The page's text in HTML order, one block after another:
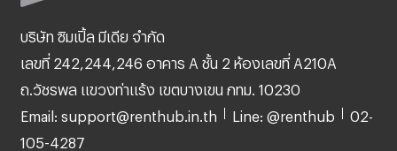
บริษัท ซิมเปิ้ล มีเดีย จำกัด
เลขที่ 242,244,246 อาคาร A ชั้น 2 ห้องเลขที่ A210A
ถ.วัชรพล แขวงท่าแร้ง เขตบางเขน กทม. 10230
Email: support@renthub.in.th Line: @renthub 02-
105-4287